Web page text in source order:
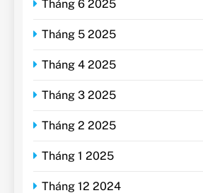
Tháng 6 2025
Tháng 5 2025
Tháng 4 2025
Tháng 3 2025
Tháng 2 2025
Tháng 1 2025
Tháng 12 2024